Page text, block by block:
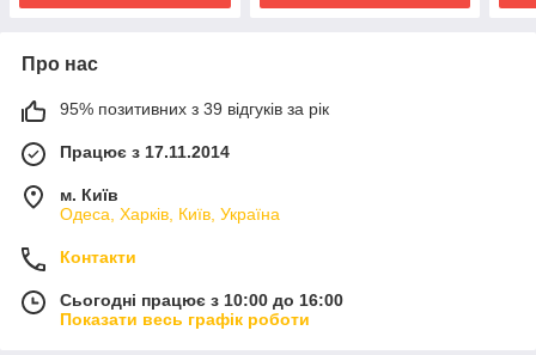
Про нас
95% позитивних з 39 відгуків за рік
Працює з 17.11.2014
м. Київ
Одеса, Харків, Київ, Україна
Контакти
Сьогодні працює з 10:00 до 16:00
Показати весь графік роботи